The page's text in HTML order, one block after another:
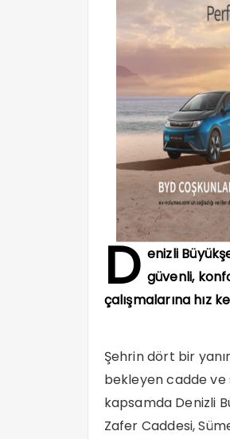
D enizli
güvenli,
çalışmalarına hız
Şehrin dört bir
bekleyen cadde ve
kapsamda Denizli
Zafer Caddesi,